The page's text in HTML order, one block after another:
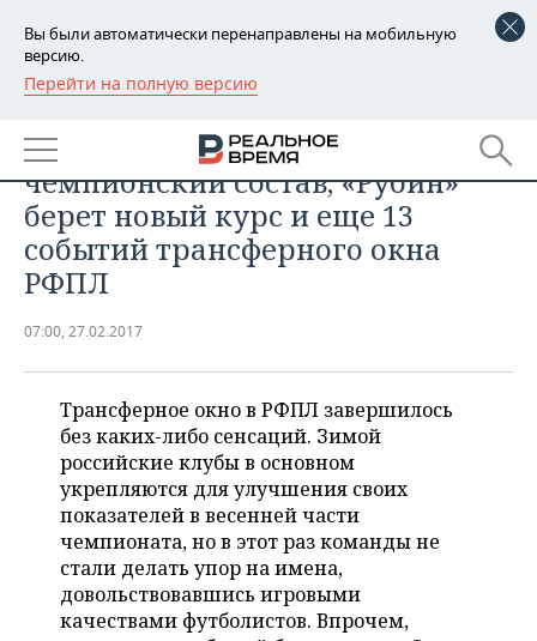
Вы были автоматически перенаправлены на мобильную
версию.
Перейти на полную версию
РЕГИОНЫ
БАШКОРТОСТАН
ТАТАРСТАН
УДМУРТИЯ
НОВОСТИ
АНАЛИТИКА
НОВОСТИ АНАЛИТИКИ
ВУЗЫ ТАТАРСТАНА
КОМУ ПРИНАДЛЕЖАТ
ТОРГОВЫЕ ЦЕНТРЫ
ТАТАРСТАНА
ЭКОНОМИКА
БАНКИ
БЮДЖЕТ
ИНВЕСТИЦИИ
ПРОМЫШЛЕННОСТИ
АГРОПРОМ
МАШИНОСТРОЕНИЕ
НЕФТЕХИМИЯ
НЕФТЬ
НОВОСТИ НЕДВИЖИМОСТИ
АВТО
НОВОСТИ АВТО
БИЗНЕС
НОВОСТИ БИЗНЕСА
РОЗНИЧНАЯ ТОРГОВЛЯ
ТЕХНОЛОГИИ
НОВОСТИ ТЕХНОЛОГИЙ
МЕРОПРИЯТИЯ
НОВОСТИ МЕРОПРИЯТИЙ
«Спартак» собирает
чемпионский состав, «Рубин»
берет новый курс и еще 13
событий трансферного окна
РФПЛ
07:00, 27.02.2017
Трансферное окно в РФПЛ завершилось
без каких-либо сенсаций. Зимой
российские клубы в основном
укрепляются для улучшения своих
показателей в весенней части
чемпионата, но в этот раз команды не
стали делать упор на имена,
довольствовавшись игровыми
качествами футболистов. Впрочем,